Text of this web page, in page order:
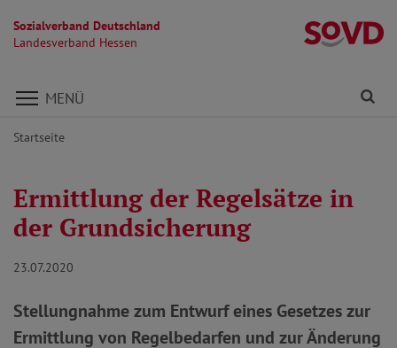
Sozialverband Deutschland
Landesverband Hessen
Direkt zu den Inhalten springen
MENÜ
Startseite
Ermittlung der Regelsätze in
der Grundsicherung
23.07.2020
Stellungnahme zum Entwurf eines Gesetzes zur
Ermittlung von Regelbedarfen und zur Änderung